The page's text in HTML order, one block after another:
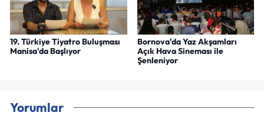
19. Türkiye Tiyatro Buluşması
Manisa'da Başlıyor
Bornova'da Yaz Akşamları
Açık Hava Sineması ile
Şenleniyor
Yorumlar